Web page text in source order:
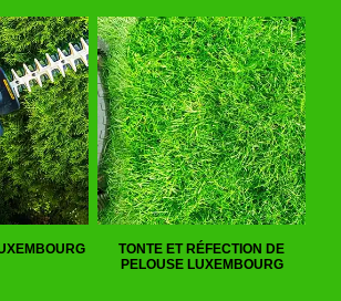
TONTE ET RÉFECTION DE
PELOUSE LUXEMBOURG